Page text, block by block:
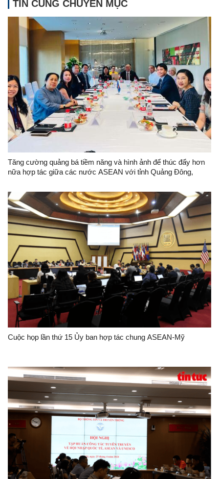
TIN CÙNG CHUYÊN MỤC
Tăng cường quảng bá tiềm năng và hình ảnh để thúc đẩy hơn
nữa hợp tác giữa các nước ASEAN với tỉnh Quảng Đông,
Cuộc họp lần thứ 15 Ủy ban hợp tác chung ASEAN-Mỹ